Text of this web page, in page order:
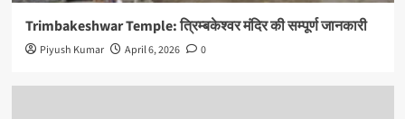
Trimbakeshwar Temple: त्रिम्बकेश्वर मंदिर की सम्पूर्ण जानकारी
Piyush Kumar April 6, 2026 0